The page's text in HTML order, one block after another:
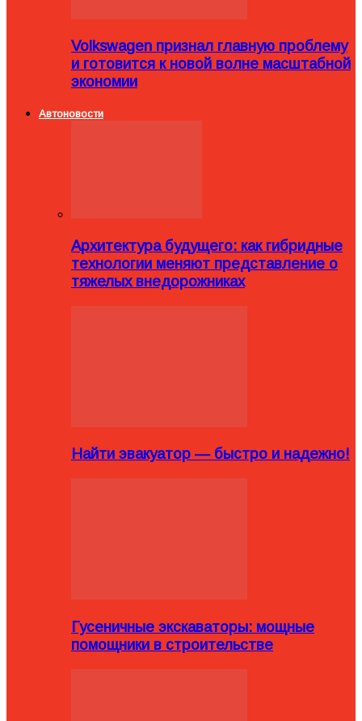
Volkswagen признал главную проблему
и готовится к новой волне масштабной
экономии
Автоновости
Архитектура будущего: как гибридные
технологии меняют представление о
тяжелых внедорожниках
Найти эвакуатор — быстро и надежно!
Гусеничные экскаваторы: мощные
помощники в строительстве